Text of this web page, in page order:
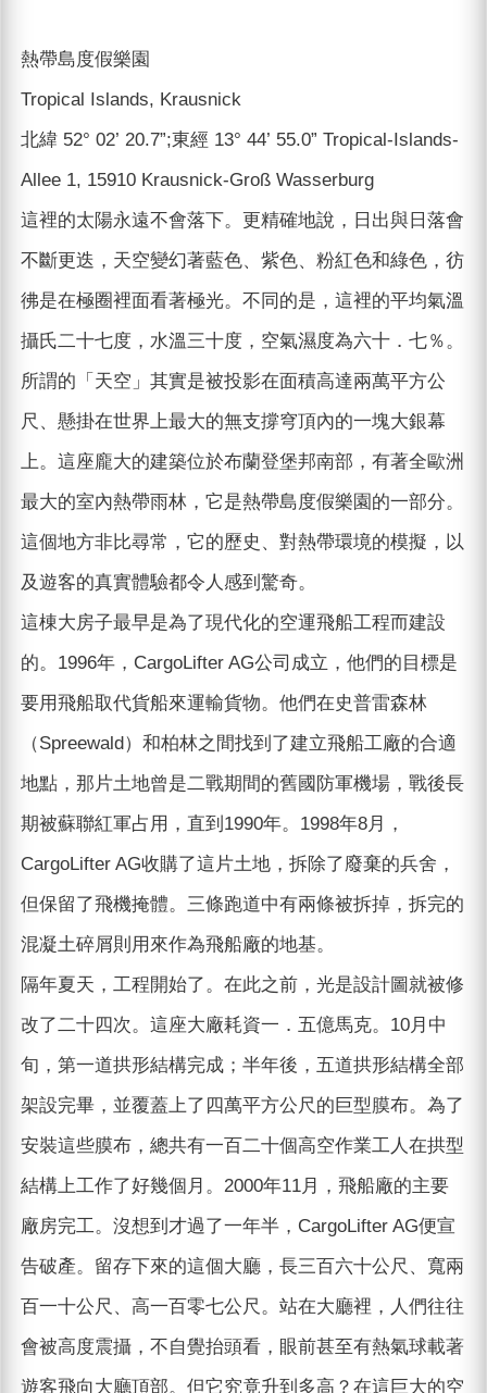
熱帶島度假樂園
Tropical Islands, Krausnick
北緯 52° 02’ 20.7”;東經 13° 44’ 55.0” Tropical-Islands-
Allee 1, 15910 Krausnick-Groß Wasserburg
這裡的太陽永遠不會落下。更精確地說，日出與日落會
不斷更迭，天空變幻著藍色、紫色、粉紅色和綠色，彷
彿是在極圈裡面看著極光。不同的是，這裡的平均氣溫
攝氏二十七度，水溫三十度，空氣濕度為六十．七％。
所謂的「天空」其實是被投影在面積高達兩萬平方公
尺、懸掛在世界上最大的無支撐穹頂內的一塊大銀幕
上。這座龐大的建築位於布蘭登堡邦南部，有著全歐洲
最大的室內熱帶雨林，它是熱帶島度假樂園的一部分。
這個地方非比尋常，它的歷史、對熱帶環境的模擬，以
及遊客的真實體驗都令人感到驚奇。
這棟大房子最早是為了現代化的空運飛船工程而建設
的。1996年，CargoLifter AG公司成立，他們的目標是
要用飛船取代貨船來運輸貨物。他們在史普雷森林
（Spreewald）和柏林之間找到了建立飛船工廠的合適
地點，那片土地曾是二戰期間的舊國防軍機場，戰後長
期被蘇聯紅軍占用，直到1990年。1998年8月，
CargoLifter AG收購了這片土地，拆除了廢棄的兵舍，
但保留了飛機掩體。三條跑道中有兩條被拆掉，拆完的
混凝土碎屑則用來作為飛船廠的地基。
隔年夏天，工程開始了。在此之前，光是設計圖就被修
改了二十四次。這座大廠耗資一．五億馬克。10月中
旬，第一道拱形結構完成；半年後，五道拱形結構全部
架設完畢，並覆蓋上了四萬平方公尺的巨型膜布。為了
安裝這些膜布，總共有一百二十個高空作業工人在拱型
結構上工作了好幾個月。2000年11月，飛船廠的主要
廠房完工。沒想到才過了一年半，CargoLifter AG便宣
告破產。留存下來的這個大廳，長三百六十公尺、寬兩
百一十公尺、高一百零七公尺。站在大廳裡，人們往往
會被高度震攝，不自覺抬頭看，眼前甚至有熱氣球載著
遊客飛向大廳頂部。但它究竟升到多高？在這巨大的空